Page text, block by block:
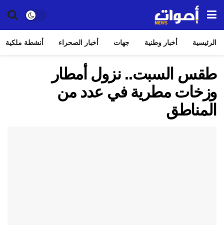
الرئيسية أخبار وطنية جهات أخبار الصحراء أنشطة ملكية
طقس السبت.. نزول أمطار
وزخات مطرية في عدد من
المناطق